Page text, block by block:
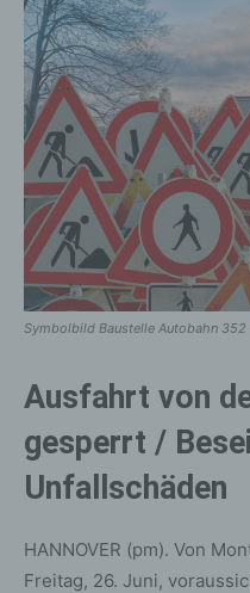
Symbolbild Baustelle Autobahn 352
Ausfahrt von
gesperrt /
Unfallschäden
HANNOVER (pm). Von
Freitag, 26. Juni,